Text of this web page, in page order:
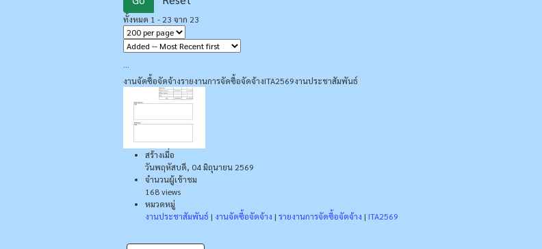
ทั้งหมด 1 - 23 จาก 23
งานจัดซื้อจัดจ้างรายงานการจัดซื้อจัดจ้างITA2569งานประชาสัมพันธ์
สร้างเมื่อ
วันพฤหัสบดี, 04 มิถุนายน 2569
จำนวนผู้เข้าชม
168 views
หมวดหมู่
งานประชาสัมพันธ์ | งานจัดซื้อจัดจ้าง | รายงานการจัดซื้อจัดจ้าง | ITA2569